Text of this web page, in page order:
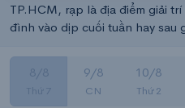
TP.HCM, rạp là địa điểm giải
đình vào dịp cuối tuần hay sau
8/8
Thứ 7
9/8
CN
10/8
Thứ 2